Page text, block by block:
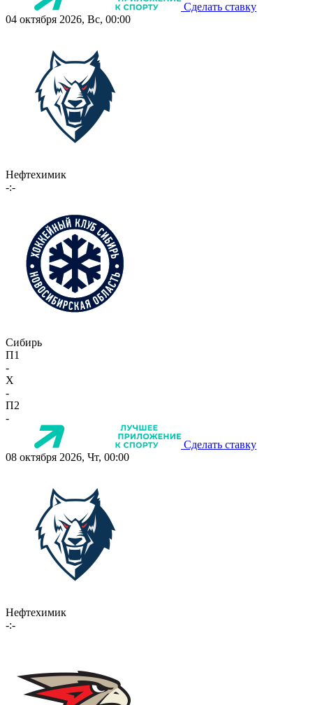
Сделать ставку
04 октября 2026, Вс, 00:00
Нефтехимик
-:-
Сибирь
П1
-
X
-
П2
-
Сделать ставку
08 октября 2026, Чт, 00:00
Нефтехимик
-:-